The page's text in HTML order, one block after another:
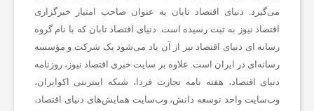
می‌گیرد. دنیای اقتصاد تابان به عنوان صاحب امتیاز خبرگزاری
اقتصاد نیوز به ثبت رسیده است. دنیای اقتصاد تابان که با نام گروه
رسانه ای دنیای اقتصاد نیز از آن یاد می‌شود یک شرکت و مؤسسه
رسانه‌ای در ایران است. علاوه بر سایت خبری اقتصاد نیوز، روزنامه
دنیای اقتصاد، هفته ‌نامه تجارت فردا، شبکه اینترنتی اکوایران،
وب‌سایت واحد توسعه دانش، وب‌سایت همایش‌های دنیای اقتصاد،